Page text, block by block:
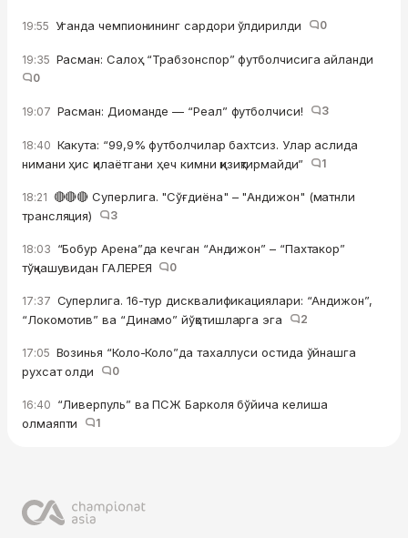
19:55 Уганда чемпионининг сардори ўлдирилди 0
19:35 Расман: Салоҳ “Трабзонспор” футболчисига айланди
0
19:07 Расман: Диоманде — “Реал” футболчиси! 3
18:40 Какута: “99,9% футболчилар бахтсиз. Улар аслида
нимани ҳис қилаётгани ҳеч кимни қизиқтирмайди”
1
18:21 🔴🔴🔴 Суперлига. "Сўғдиёна" – "Андижон" (матнли
трансляция)
3
18:03 “Бобур Арена”да кечган “Андижон” – “Пахтакор”
тўқнашувидан ГАЛЕРЕЯ
0
17:37 Суперлига. 16-тур дисквалификациялари: “Андижон”,
“Локомотив” ва “Динамо” йўқотишларга эга
2
17:05 Возинья “Коло-Коло”да тахаллуси остида ўйнашга
рухсат олди
0
16:40 “Ливерпуль” ва ПСЖ Барколя бўйича келиша
олмаяпти
1